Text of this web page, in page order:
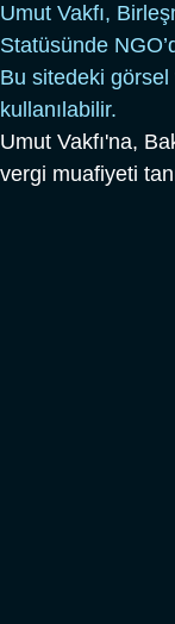
Umut Vakfı,
Statüsünde
Bu sitedeki görsel
kullanılabilir.
Umut Vakfı'na,
vergi muafiyeti